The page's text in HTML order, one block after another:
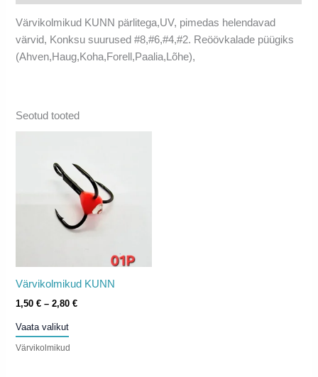
Värvikolmikud KUNN pärlitega,UV, pimedas helendavad
värvid, Konksu suurused #8,#6,#4,#2. Reöövkalade püügiks
(Ahven,Haug,Koha,Forell,Paalia,Lõhe),
Seotud tooted
Värvikolmikud KUNN
1,50€ – 2,80€Hinnavahemik:
Vaata valikut
tootel
Värvikolmikud